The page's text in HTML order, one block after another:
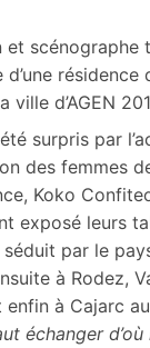
et
ville d’AGEN
surpris par
des femmes
Koko
exposé leurs
par le
à Rodez,
enfin à Cajarc
échanger